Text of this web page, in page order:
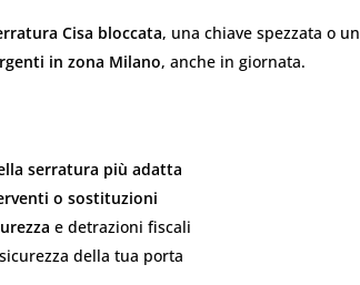
Cisa bloccata, una chiave spezzata o un
in zona Milano, anche in giornata.
serratura più adatta
o sostituzioni
e detrazioni fiscali
della tua porta